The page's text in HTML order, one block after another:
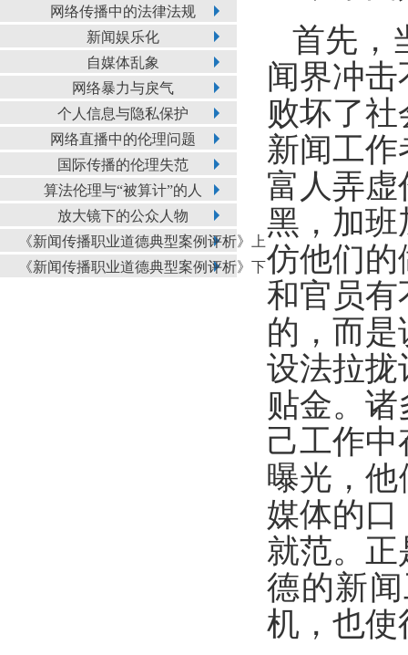
网络传播中的法律法规
新闻娱乐化
自媒体乱象
网络暴力与戾气
个人信息与隐私保护
网络直播中的伦理问题
国际传播的伦理失范
算法伦理与“被算计”的人
放大镜下的公众人物
《新闻传播职业道德典型案例评析》上
《新闻传播职业道德典型案例评析》下
首先，
闻界冲
败坏了
新闻工
富人弄
黑，加班
仿他们的
和官员有
的，而
设法拉拢
贴金。
己工作
曝光，他
媒体的
就范。
德的新
机，也使